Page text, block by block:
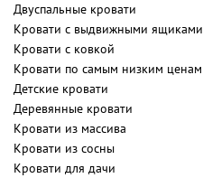
Двуспальные кровати
Кровати с выдвижными ящиками
Кровати с ковкой
Кровати по самым низким ценам
Детские кровати
Деревянные кровати
Кровати из массива
Кровати из сосны
Кровати для дачи